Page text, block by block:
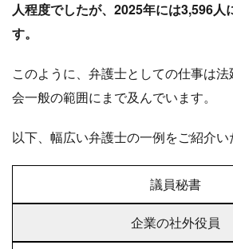
人程度でしたが、2025年には3,596人
す。
このように、弁護士としての仕事は
会一般の範囲にまで及んでいます。
以下、幅広い弁護士の一例をご紹介い
議員秘書
企業の社外役員